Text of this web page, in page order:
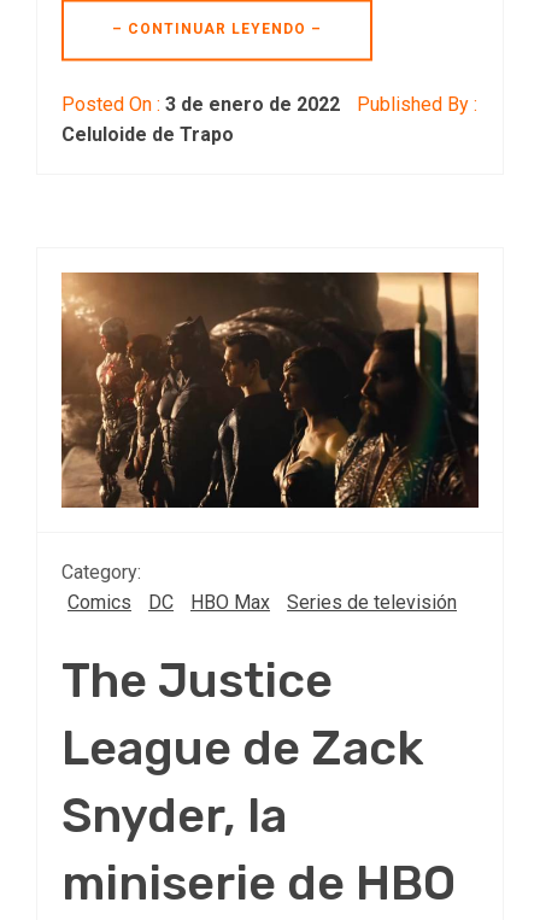
– CONTINUAR LEYENDO –
Posted On : 3 de enero de 2022
Published By :
Celuloide de Trapo
Category:
Comics
DC HBO Max Series de televisión
The Justice
League de Zack
Snyder, la
miniserie de HBO